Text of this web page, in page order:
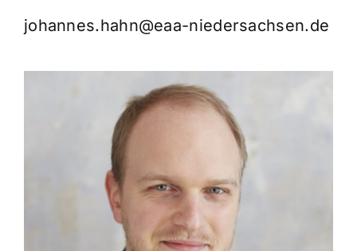
johannes.hahn@eaa-niedersachsen.de